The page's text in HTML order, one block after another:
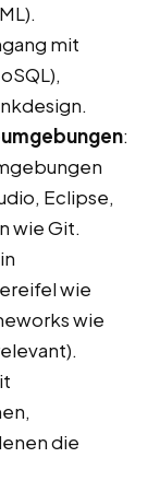
mit
:
Eclipse,
wie Git.
wie
wie
die